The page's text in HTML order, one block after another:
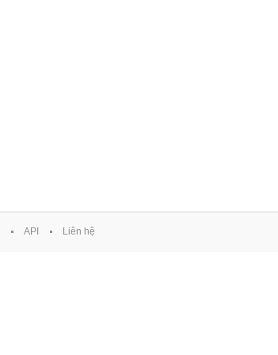
API Liên hệ